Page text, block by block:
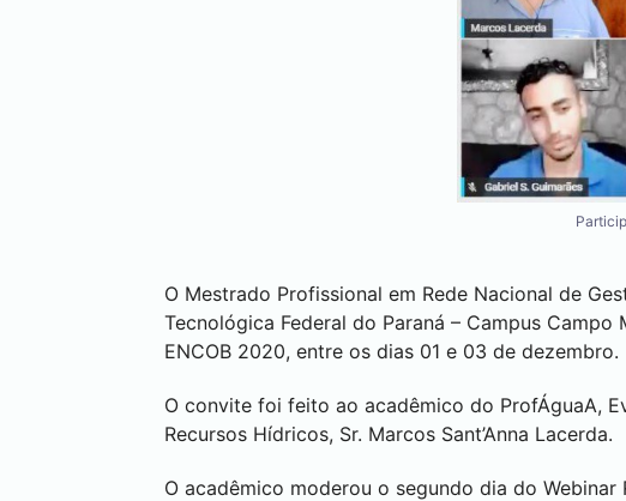
O Mestrado Profissional em Rede Nacional de
Tecnológica Federal do Paraná – Campus Campo
ENCOB 2020, entre os dias 01 e 03 de dezembro.
O convite foi feito ao acadêmico do ProfÁguaA,
Recursos Hídricos, Sr. Marcos Sant’Anna Lacerda.
O acadêmico moderou o segundo dia do